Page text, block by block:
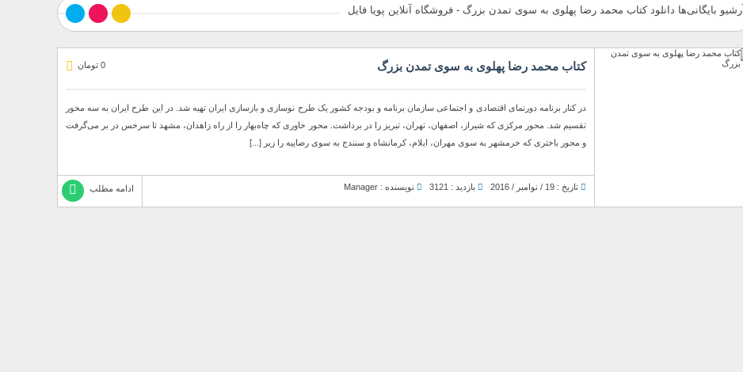
آرشیو بایگانی‌ها دانلود کتاب محمد رضا پهلوی به سوی تمدن بزرگ - فروشگاه آنلاین پویا فایل
0 تومان کتاب محمد رضا پهلوی به سوی تمدن بزرگ
در کنار برنامه دورنمای اقتصادی و اجتماعی سازمان برنامه و بودجه کشور یک طرح نوسازی و بازسازی ایران تهیه شد. در این طرح ایران به سه محور
تقسیم شد. محور مرکزی که شیراز، اصفهان، تهران، تبریز را در برداشت. محور خاوری که چاه‌بهار را از راه زاهدان، مشهد تا سرخس در بر می‌گرفت
و محور باختری که خرمشهر به سوی مهران، ایلام، کرمانشاه و سنندج به سوی رضاییه را زیر [...]
ادامه مطلب تاریخ : 19 / نوامبر / 2016 بازدید : 3121 نویسنده : Manager